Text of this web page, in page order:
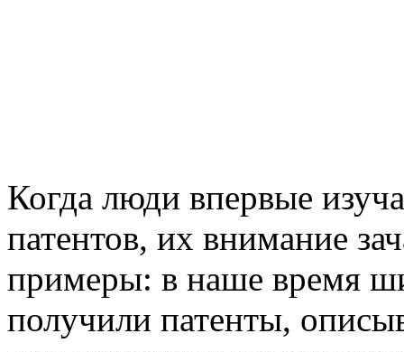
Когда люди впервые
патентов, их внимание
примеры: в наше время
получили патенты,